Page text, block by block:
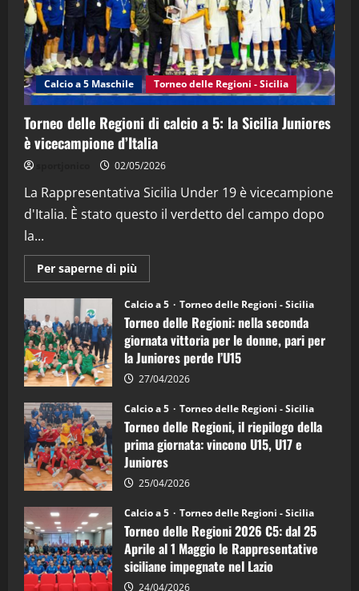
4
"SportEmpire" in Podcast Sport News
“SportEmpire” in Podcast: 27^ Puntata
(Martedi 14 Aprile 2026)
15/04/2026
"SportEmpire" in Podcast
“SportEmpire” in Podcast: 26^ Puntata
08/04/2026
Calcio a 5 Maschile Torneo delle Regioni - Sicilia
Torneo delle Regioni di calcio a 5: la Sicilia Juniores
è vicecampione d’Italia
02/05/2026
La Rappresentativa Sicilia Under 19 è vicecampione
d'Italia. È stato questo il verdetto del campo dopo
la...
Per saperne di più
informazioni
Torneo
delle
Regioni
di
calcio
a
5:
la
Juniores
è
vicecampione
d’Italia
Calcio a 5 Torneo delle Regioni - Sicilia
Torneo delle Regioni: nella seconda
giornata vittoria per le donne, pari per
la Juniores perde l’U15
27/04/2026
Calcio a 5 Torneo delle Regioni - Sicilia
Torneo delle Regioni, il riepilogo della
prima giornata: vincono U15, U17 e
Juniores
25/04/2026
Calcio a 5 Torneo delle Regioni - Sicilia
Torneo delle Regioni 2026 C5: dal 25
Aprile al 1 Maggio le Rappresentative
siciliane impegnate nel Lazio
24/04/2026